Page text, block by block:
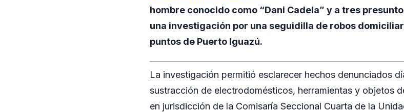
hombre conocido como “Dani Cadela” y a tres
una investigación por una seguidilla de robos
puntos de Puerto Iguazú.
La investigación permitió esclarecer hechos denunciados
sustracción de electrodomésticos, herramientas y objetos
en jurisdicción de la Comisaría Seccional Cuarta de la